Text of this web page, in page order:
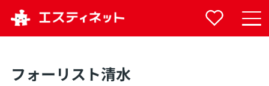
フォーリスト清水